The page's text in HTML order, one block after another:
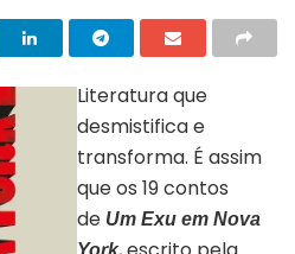
Literatura que
desmistifica e
transforma. É assim
que os 19 contos
de Um Exu em Nova
York